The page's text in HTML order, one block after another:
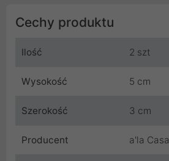
Cechy produktu
Ilość 2 szt
Wysokość 5 cm
Szerokość 3 cm
Producent a'la Casa